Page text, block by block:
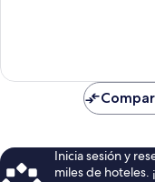
Inicia sesión y
miles de hoteles.